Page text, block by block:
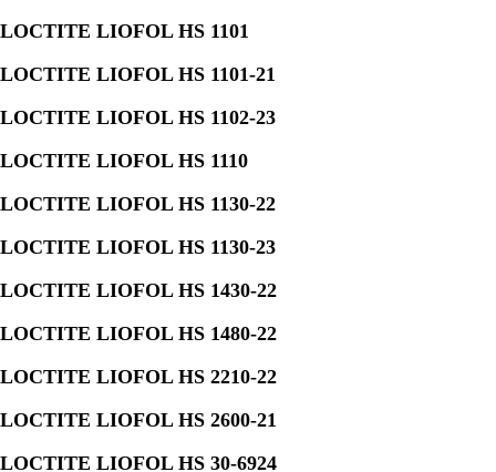
LOCTITE LIOFOL HS 1101
LOCTITE LIOFOL HS 1101-21
LOCTITE LIOFOL HS 1102-23
LOCTITE LIOFOL HS 1110
LOCTITE LIOFOL HS 1130-22
LOCTITE LIOFOL HS 1130-23
LOCTITE LIOFOL HS 1430-22
LOCTITE LIOFOL HS 1480-22
LOCTITE LIOFOL HS 2210-22
LOCTITE LIOFOL HS 2600-21
LOCTITE LIOFOL HS 30-6924